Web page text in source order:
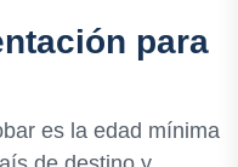
para
es la edad mínima